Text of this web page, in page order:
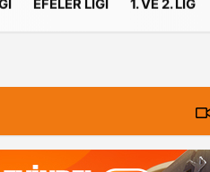
EFELER LIGI 1. VE 2. LIG